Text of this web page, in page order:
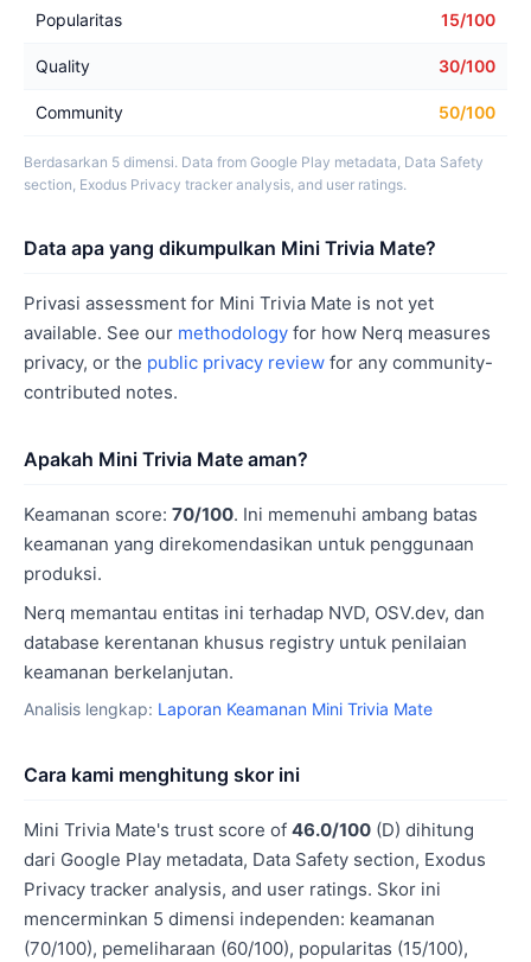
Popularitas 15/100
Quality 30/100
Community 50/100
Berdasarkan 5 dimensi. Data from Google Play metadata, Data Safety
section, Exodus Privacy tracker analysis, and user ratings.
Data apa yang dikumpulkan Mini Trivia Mate?
Privasi assessment for Mini Trivia Mate is not yet
available. See our methodology for how Nerq measures
privacy, or the public privacy review for any community-
contributed notes.
Apakah Mini Trivia Mate aman?
Keamanan score: 70/100. Ini memenuhi ambang batas
keamanan yang direkomendasikan untuk penggunaan
produksi.
Nerq memantau entitas ini terhadap NVD, OSV.dev, dan
database kerentanan khusus registry untuk penilaian
keamanan berkelanjutan.
Analisis lengkap: Laporan Keamanan Mini Trivia Mate
Cara kami menghitung skor ini
Mini Trivia Mate's trust score of 46.0/100 (D) dihitung
dari Google Play metadata, Data Safety section, Exodus
Privacy tracker analysis, and user ratings. Skor ini
mencerminkan 5 dimensi independen: keamanan
(70/100), pemeliharaan (60/100), popularitas (15/100),